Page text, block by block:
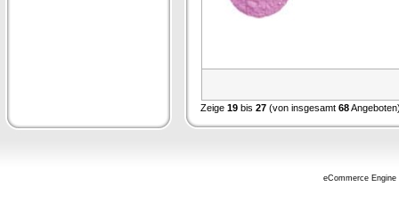
Zeige 19 bis 27 (von insgesamt 68
eCommerce